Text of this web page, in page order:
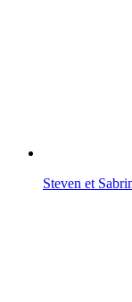
Steven et